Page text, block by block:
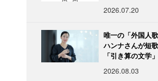
2026.07.20
唯一の「外国人
ハンナさんが短
「引き算の文学」
2026.08.03